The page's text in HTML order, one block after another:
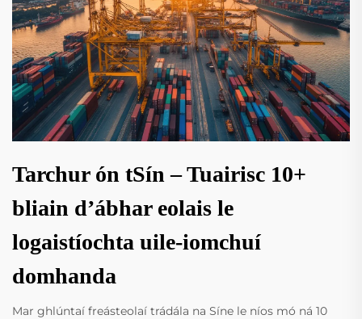
Tarchur ón tSín – Tuairisc 10+
bliain d’ábhar eolais le
logaistíochta uile-iomchuí
domhanda
Mar ghlúntaí freásteolaí trádála na Síne le níos mó ná 10